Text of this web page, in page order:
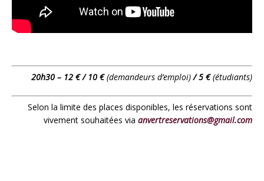
20h30 – 12 € / 10 €(demandeurs d’emploi) / 5 €(étudiants)
Selon la limite des places disponibles, les réservations sont
vivement souhaitées via anvertreservations@gmail.com